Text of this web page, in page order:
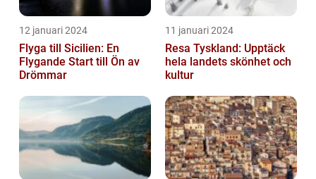
12 januari 2024
Flyga till Sicilien: En
Flygande Start till Ön av
Drömmar
11 januari 2024
Resa Tyskland: Upptäck
hela landets skönhet och
kultur